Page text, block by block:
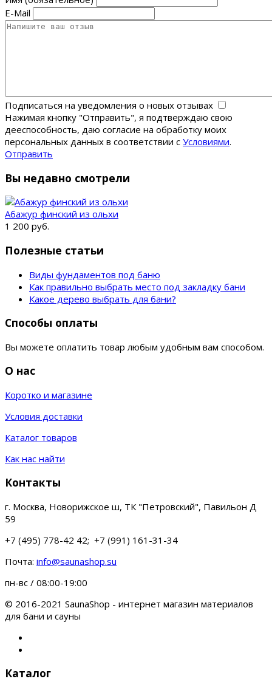
E-Mail
Подписаться на уведомления о новых отзывах
Нажимая кнопку "Отправить", я подтверждаю свою
дееспособность, даю согласие на обработку моих
персональных данных в соответствии с Условиями.
Отправить
Вы недавно смотрели
Абажур финский из ольхи
1 200 руб.
Полезные статьи
Виды фундаментов под баню
Как правильно выбрать место под закладку бани
Какое дерево выбрать для бани?
Способы оплаты
Вы можете оплатить товар любым удобным вам способом.
О нас
Коротко и магазине
Условия доставки
Каталог товаров
Как нас найти
Контакты
г. Москва, Новорижское ш, ТК "Петровский", Павильон Д
59
+7 (495) 778-42 42; +7 (991) 161-31-34
Почта: info@saunashop.su
пн-вс / 08:00-19:00
© 2016-2021 SaunaShop - интернет магазин материалов
для бани и сауны
Каталог